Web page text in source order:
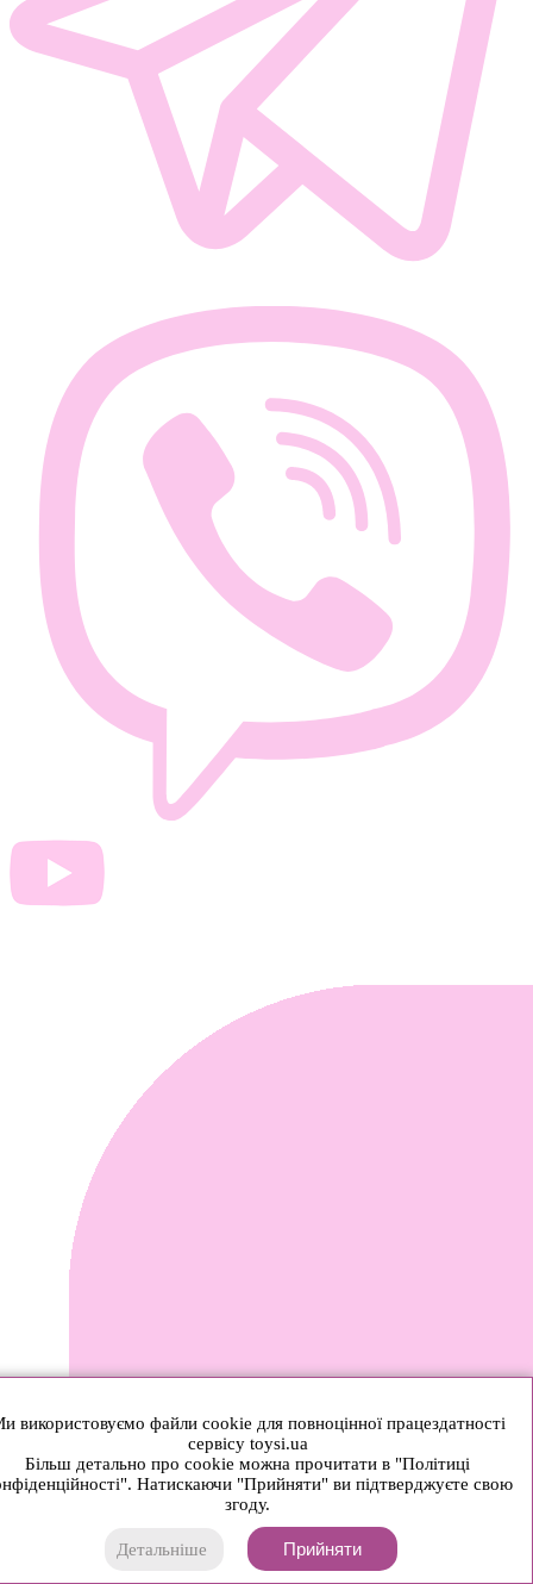
використовуємо файли cookie для повноцінної працездатності
сервісу toysi.ua
Більш детально про cookie можна прочитати в "Політиці
Натискаючи "Прийняти" ви підтверджуєте свою
згоду.
Детальніше Прийняти